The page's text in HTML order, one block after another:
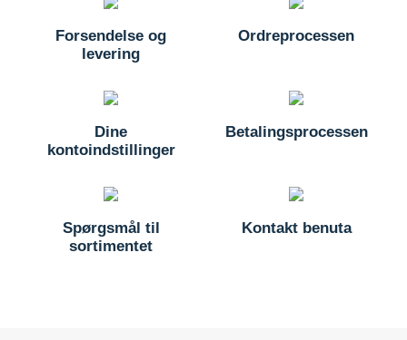
Forsendelse og
levering
Ordreprocessen
Dine
kontoindstillinger
Betalingsprocessen
Spørgsmål til
sortimentet
Kontakt benuta